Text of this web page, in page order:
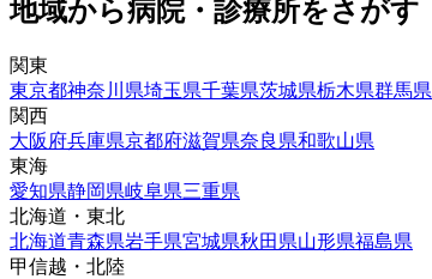
地域から病院・診療所をさがす
関東
東京都神奈川県埼玉県千葉県茨城県栃木県群馬県
関西
大阪府兵庫県京都府滋賀県奈良県和歌山県
東海
愛知県静岡県岐阜県三重県
北海道・東北
北海道青森県岩手県宮城県秋田県山形県福島県
甲信越・北陸